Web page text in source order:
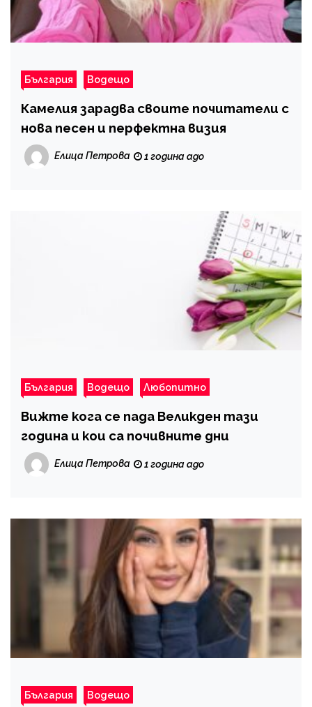
България Водещо
Камелия зарадва своите почитатели с
нова песен и перфектна визия
Елица Петрова 1 година ago
България Водещо Любопитно
Вижте кога се пада Великден тази
година и кои са почивните дни
Елица Петрова 1 година ago
България Водещо